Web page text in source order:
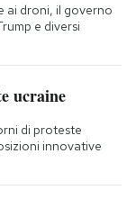
ai droni, il governo
e diversi
ucraine
di proteste
innovative